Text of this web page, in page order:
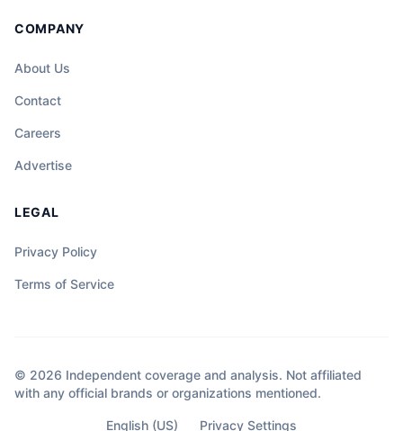
COMPANY
About Us
Contact
Careers
Advertise
LEGAL
Privacy Policy
Terms of Service
© 2026 Independent coverage and analysis. Not affiliated
with any official brands or organizations mentioned.
English (US) Privacy Settings